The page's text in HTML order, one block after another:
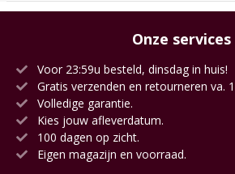
Onze services
Voor 23:59u besteld, dinsdag in huis!
Gratis verzenden en retourneren va.
Volledige garantie.
Kies jouw afleverdatum.
100 dagen op zicht.
Eigen magazijn en voorraad.